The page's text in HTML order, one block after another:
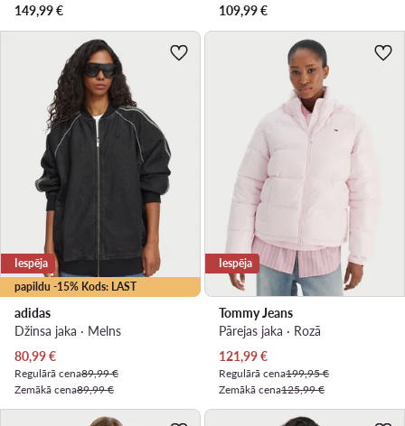
149,99€
109,99€
papildu -15% Kods: LAST
Iespēja
adidas
Džinsa jaka · Melns
Pašreizējā cena
80,99€
Regulārā cena89,99 €
Zemākā cena89,99 €
Iespēja
Tommy Jeans
Pārejas jaka · Rozā
Pašreizējā cena
121,99€
Regulārā cena199,95 €
Zemākā cena125,99 €